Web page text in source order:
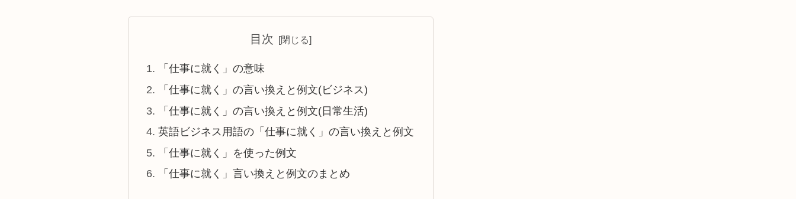
目次
「仕事に就く」の意味
「仕事に就く」の言い換えと例文(ビジネス)
「仕事に就く」の言い換えと例文(日常生活)
英語ビジネス用語の「仕事に就く」の言い換えと例文
「仕事に就く」を使った例文
「仕事に就く」言い換えと例文のまとめ